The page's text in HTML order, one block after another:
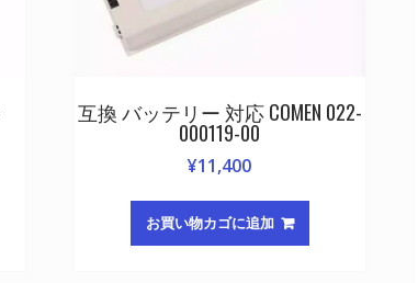
互換 バッテリー 対応 COMEN 022-
000119-00
¥11,400
お買い物カゴに追加